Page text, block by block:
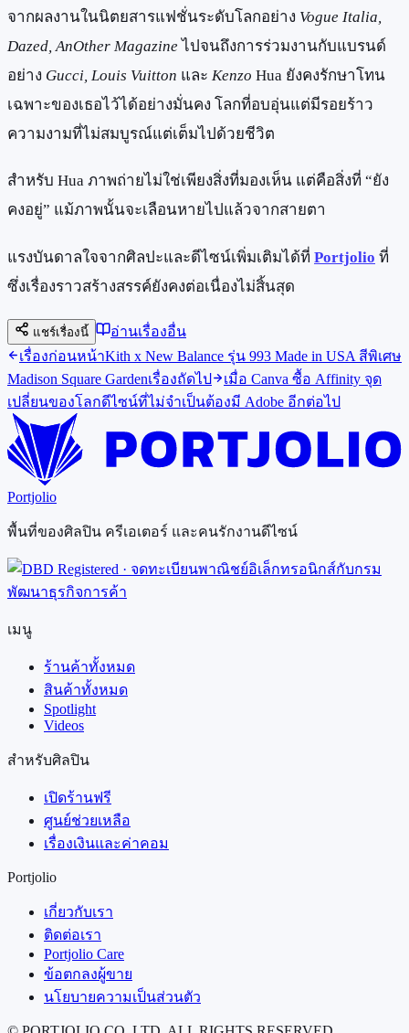
จากผลงานในนิตยสารแฟชั่นระดับโลกอย่าง Vogue Italia,
Dazed, AnOther Magazine ไปจนถึงการร่วมงานกับแบรนด์
อย่าง Gucci, Louis Vuitton และ Kenzo Hua ยังคงรักษาโทน
เฉพาะของเธอไว้ได้อย่างมั่นคง โลกที่อบอุ่นแต่มีรอยร้าว
ความงามที่ไม่สมบูรณ์แต่เต็มไปด้วยชีวิต
สำหรับ Hua ภาพถ่ายไม่ใช่เพียงสิ่งที่มองเห็น แต่คือสิ่งที่ “ยัง
คงอยู่” แม้ภาพนั้นจะเลือนหายไปแล้วจากสายตา
แรงบันดาลใจจากศิลปะและดีไซน์เพิ่มเติมได้ที่ Portjolio ที่
ซึ่งเรื่องราวสร้างสรรค์ยังคงต่อเนื่องไม่สิ้นสุด
แชร์เรื่องนี้
อ่านเรื่องอื่น
เรื่องก่อนหน้าKith x New Balance รุ่น 993 Made in USA สีพิเศษ
Madison Square Gardenเรื่องถัดไป
เมื่อ Canva ซื้อ Affinity จุด
เปลี่ยนของโลกดีไซน์ที่ไม่จำเป็นต้องมี Adobe อีกต่อไป
Portjolio
พื้นที่ของศิลปิน ครีเอเตอร์ และคนรักงานดีไซน์
เมนู
ร้านค้าทั้งหมด
สินค้าทั้งหมด
Spotlight
Videos
สำหรับศิลปิน
เปิดร้านฟรี
ศูนย์ช่วยเหลือ
เรื่องเงินและค่าคอม
Portjolio
เกี่ยวกับเรา
ติดต่อเรา
Portjolio Care
ข้อตกลงผู้ขาย
นโยบายความเป็นส่วนตัว